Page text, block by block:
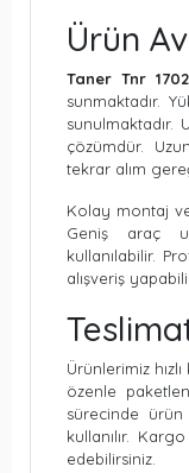
Ürün
Taner Tnr
sunmaktadır.
çözümdür.
tekrar alım
Kolay montaj
Geniş araç
kullanılabilir.
alışveriş
Ürünlerimiz
özenle
sürecinde ürün
kullanılır.
edebilirsiniz.